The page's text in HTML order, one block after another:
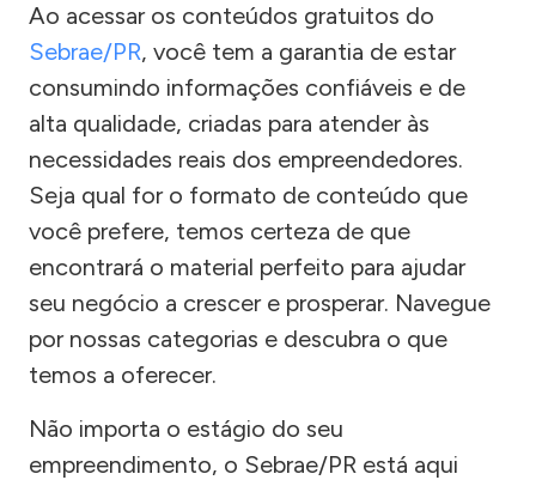
Ao acessar os conteúdos gratuitos do
Sebrae/PR, você tem a garantia de estar
consumindo informações confiáveis e de
alta qualidade, criadas para atender às
necessidades reais dos empreendedores.
Seja qual for o formato de conteúdo que
você prefere, temos certeza de que
encontrará o material perfeito para ajudar
seu negócio a crescer e prosperar. Navegue
por nossas categorias e descubra o que
temos a oferecer.
Não importa o estágio do seu
empreendimento, o Sebrae/PR está aqui